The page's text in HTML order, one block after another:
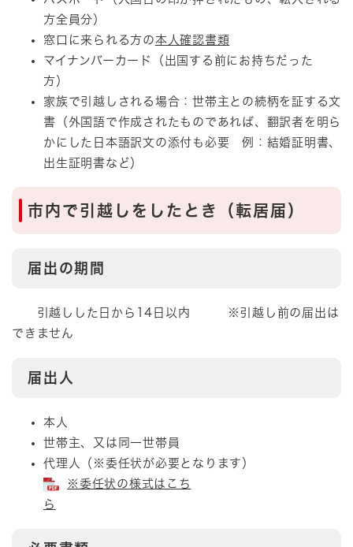
方全員分）
窓口に来られる方の本人確認書類
マイナンバーカード（出国する前にお持ちだった
方）
家族で引越しされる場合：​世帯主との続柄を証する文
書（外国語で作成されたものであれば、翻訳者を明ら
かにした日本語訳文の添付も必要 例：結婚証明書、
出生証明書など）
市内で引越しをしたとき（転居届）
届出の期間
引越しした日から14日以内 ※引越し前の届出は
できません
届出人
本人
世帯主、又は同一世帯員
代理人（※委任状が必要となります）
※委任状の様式はこち
ら